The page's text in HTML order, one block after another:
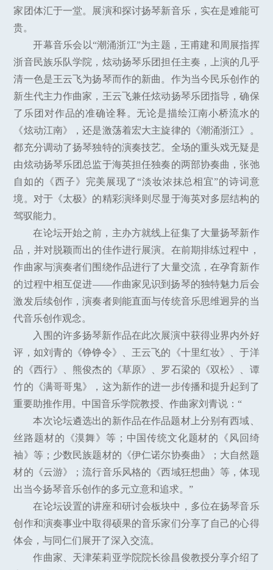
家团体汇于一堂。展演和探讨扬琴新音乐，实在是难能可
贵。
开幕音乐会以“潮涌浙江”为主题，王甫建和周展指挥
浙音民族乐队学院，炫动扬琴乐团担任主奏，上演的几乎
清一色是王云飞为扬琴而作的新曲。作为当今民乐创作的
新生代主力作曲家，王云飞兼任炫动扬琴乐团指导，确保
了乐团对作品的准确诠释。无论是描绘江南小桥流水的
《炫动江南》，还是激荡着宏大主旋律的《潮涌浙江》。
都充分调动了扬琴独特的演奏技艺。全场的重头戏无疑是
由炫动扬琴乐团总监于海英担任独奏的两部协奏曲，张弛
自如的《西子》完美展现了“淡妆浓抹总相宜”的诗词意
境。对于《太极》的精彩演绎则尽显于海英对多层结构的
驾驭能力。
在论坛开始之前，主办方就线上征集了大量扬琴新作
品，并对脱颖而出的佳作进行展演。在前期排练过程中，
作曲家与演奏者们围绕作品进行了大量交流，在孕育新作
的过程中相互促进——作曲家见识到扬琴的独特魅力后会
激发后续创作，演奏者则能直面与传统音乐思维迥异的当
代音乐创作观念。
入围的许多扬琴新作品在此次展演中获得业界内外好
评，如刘青的《铮铮令》、王云飞的《十里红妆》、于洋
的《西行》、熊俊杰的《草原》、罗石梁的《双松》、谭
竹的《满哥哥鬼》，这为新作的进一步传播和提升起到了
重要助推作用。中国音乐学院教授、作曲家刘青说：“
本次论坛遴选出的新作品在作品题材上分别有西域、
丝路题材的《漠舞》等；中国传统文化题材的《风回绮
袖》等；少数民族题材的《伊仁诺尔协奏曲》；大自然题
材的《云游》；流行音乐风格的《西域狂想曲》等，体现
出当今扬琴音乐创作的多元立意和追求。”
在论坛设置的讲座和研讨会板块中，多位在扬琴音乐
创作和演奏事业中取得硕果的音乐家们分享了自己的心得
体会，与同仁们展开了深入交流。
作曲家、天津茱莉亚学院院长徐昌俊教授分享介绍了